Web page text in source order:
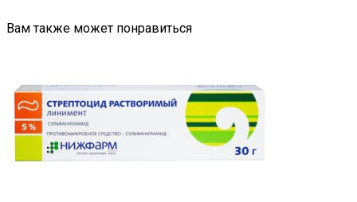
Вам также может понравиться